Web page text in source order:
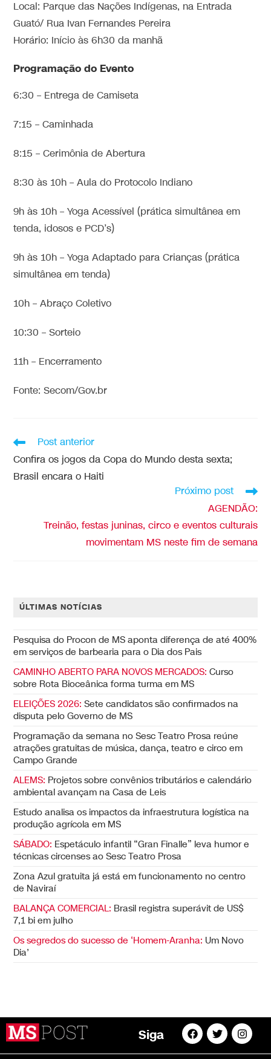
Local: Parque das Nações Indígenas, na Entrada
Guató/ Rua Ivan Fernandes Pereira
Horário: Início às 6h30 da manhã
Programação do Evento
6:30 – Entrega de Camiseta
7:15 – Caminhada
8:15 – Cerimônia de Abertura
8:30 às 10h – Aula do Protocolo Indiano
9h às 10h – Yoga Acessível (prática simultânea em
tenda, idosos e PCD’s)
9h às 10h – Yoga Adaptado para Crianças (prática
simultânea em tenda)
10h – Abraço Coletivo
10:30 – Sorteio
11h – Encerramento
Fonte: Secom/Gov.br
Post anterior
Confira os jogos da Copa do Mundo desta sexta;
Brasil encara o Haiti
Próximo post
AGENDÃO:
Treinão, festas juninas, circo e eventos culturais
movimentam MS neste fim de semana
ÚLTIMAS NOTÍCIAS
Pesquisa do Procon de MS aponta diferença de até 400%
em serviços de barbearia para o Dia dos Pais
CAMINHO ABERTO PARA NOVOS MERCADOS: Curso
sobre Rota Bioceânica forma turma em MS
ELEIÇÕES 2026: Sete candidatos são confirmados na
disputa pelo Governo de MS
Programação da semana no Sesc Teatro Prosa reúne
atrações gratuitas de música, dança, teatro e circo em
Campo Grande
ALEMS: Projetos sobre convênios tributários e calendário
ambiental avançam na Casa de Leis
Estudo analisa os impactos da infraestrutura logística na
produção agrícola em MS
SÁBADO: Espetáculo infantil “Gran Finalle” leva humor e
técnicas circenses ao Sesc Teatro Prosa
Zona Azul gratuita já está em funcionamento no centro
de Naviraí
BALANÇA COMERCIAL: Brasil registra superávit de US$
7,1 bi em julho
Os segredos do sucesso de ‘Homem-Aranha: Um Novo
Dia’
Siga